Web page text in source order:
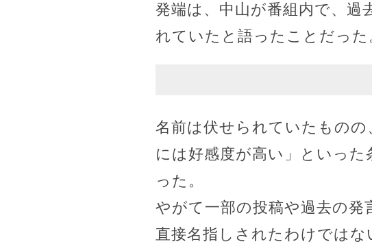
発端は、中山が番組内で、
れていたと語ったことだった
名前は伏せられていたもの
には好感度が高い」といっ
った。
やがて一部の投稿や過去の
直接名指しされたわけでは